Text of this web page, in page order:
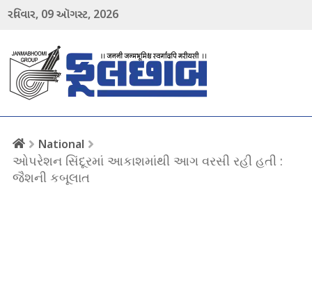
રવિવાર, 09ઑગસ્ટ, 2026
National
ઓપરેશન સિંદૂરમાં આકાશમાંથી આગ વરસી રહી હતી :
જૈશની કબૂલાત